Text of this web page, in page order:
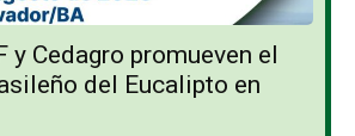
y Cedagro promueven el
del Eucalipto en